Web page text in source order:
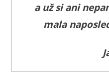
a už si ani
mala